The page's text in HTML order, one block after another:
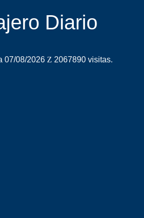
Diario
07/08/2026 2067890 visitas.